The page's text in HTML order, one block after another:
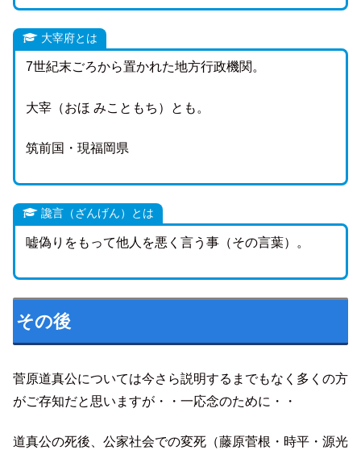
大宰府とは
7世紀末ごろから置かれた地方行政機関。
大宰（おほ みこともち）とも。
筑前国・現福岡県
讒言（ざんげん）とは
嘘偽りをもって他人を悪く言う事（その言葉）。
その後
菅原道真公については今さら説明するまでもなく多くの方
がご存知だと思いますが・・一応念のために・・
道真公の死後、公家社会での変死（藤原菅根・時平・源光